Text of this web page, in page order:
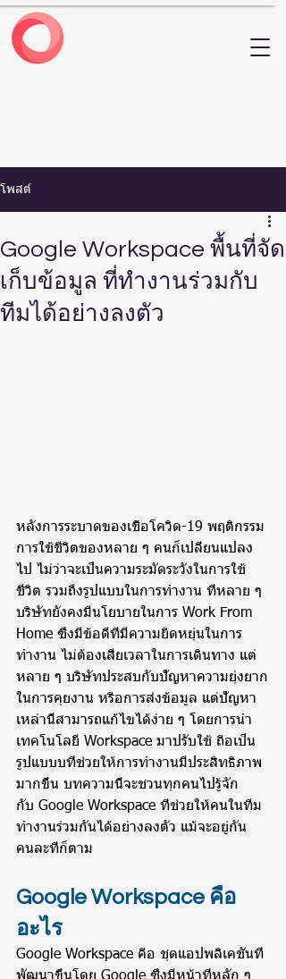
โพสต์
Google Workspace พื้นที่จัด
เก็บข้อมูล ที่ทำงานร่วมกับ
ทีมได้อย่างลงตัว
หลังการระบาดของเชื้อโควิด-19 พฤติกรรม
การใช้ชีวิตของหลาย ๆ คนก็เปลี่ยนแปลง
ไป ไม่ว่าจะเป็นความระมัดระวังในการใช้
ชีวิต รวมถึงรูปแบบในการทำงาน ที่หลาย ๆ
บริษัทยังคงมีนโยบายในการ Work From
Home ซึ่งมีข้อดีที่มีความยืดหยุ่นในการ
ทำงาน ไม่ต้องเสียเวลาในการเดินทาง แต่
หลาย ๆ บริษัทประสบกับปัญหาความยุ่งยาก
ในการคุยงาน หรือการส่งข้อมูล แต่ปัญหา
เหล่านี้สามารถแก้ไขได้ง่าย ๆ โดยการนำ
เทคโนโลยี Workspace มาปรับใช้ ถือเป็น
รูปแบบบที่ช่วยให้การทำงานมีประสิทธิภาพ
มากขึ้น บทความนี้จะชวนทุกคนไปรู้จัก
กับ Google Workspace ที่ช่วยให้คนในทีม
ทำงานร่วมกันได้อย่างลงตัว แม้จะอยู่กัน
คนละที่ก็ตาม
Google Workspace คือ
อะไร
Google Workspace คือ ชุดแอปพลิเคชันที่
พัฒนาขึ้นโดย Google ซึ่งมีหน้าที่หลัก ๆ